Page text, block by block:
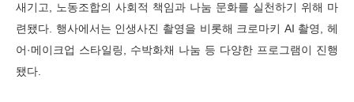
새기고, 노동조합의 사회적 책임과 나눔 문화를 실천하기 위해 마
련됐다. 행사에서는 인생사진 촬영을 비롯해 크로마키 AI 촬영, 헤
어·메이크업 스타일링, 수박화채 나눔 등 다양한 프로그램이 진행
됐다.